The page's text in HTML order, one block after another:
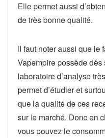
Elle permet aussi
de très bonne qualité.
Il faut noter aussi que le
Vapempire possède dès
laboratoire d’analyse
permet d’étudier et
que la qualité de ces
sur le marché. Donc en
vous pouvez le